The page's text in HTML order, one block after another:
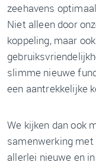
zeehavens
Niet alleen door
koppeling, maar
slimme nieuwe
een aantrekkelijke
We kijken dan ook
samenwerking
allerlei nieuwe en